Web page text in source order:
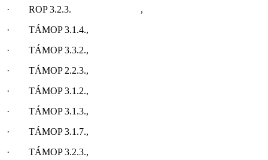
· ROP 3.2.3. ,
· TÁMOP 3.1.4.,
· TÁMOP 3.3.2.,
· TÁMOP 2.2.3.,
· TÁMOP 3.1.2.,
· TÁMOP 3.1.3.,
· TÁMOP 3.1.7.,
· TÁMOP 3.2.3.,